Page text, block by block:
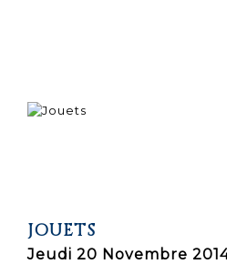
JOUETS
Jeudi 20 Novembre